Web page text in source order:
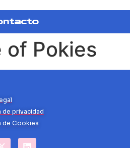
of Pokies
de privacidad
de Cookies